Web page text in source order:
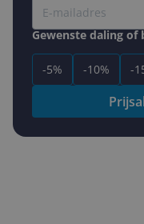
Gewenste daling of
-5% -10% -